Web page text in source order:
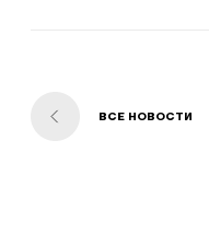
ВСЕ НОВОСТИ